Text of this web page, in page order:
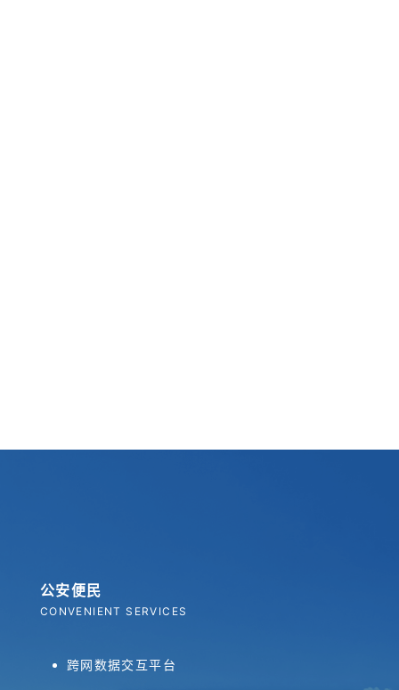
公安便民
CONVENIENT SERVICES
跨网数据交互平台